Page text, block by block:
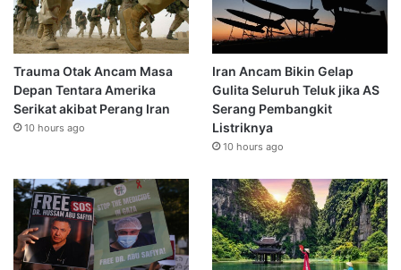
Trauma Otak Ancam Masa
Depan Tentara Amerika
Serikat akibat Perang Iran
10 hours ago
Iran Ancam Bikin Gelap
Gulita Seluruh Teluk jika AS
Serang Pembangkit
Listriknya
10 hours ago